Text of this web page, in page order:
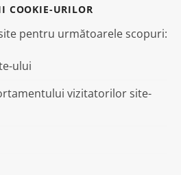
COOKIE-URILOR
pentru următoarele scopuri:
ului
vizitatorilor site-